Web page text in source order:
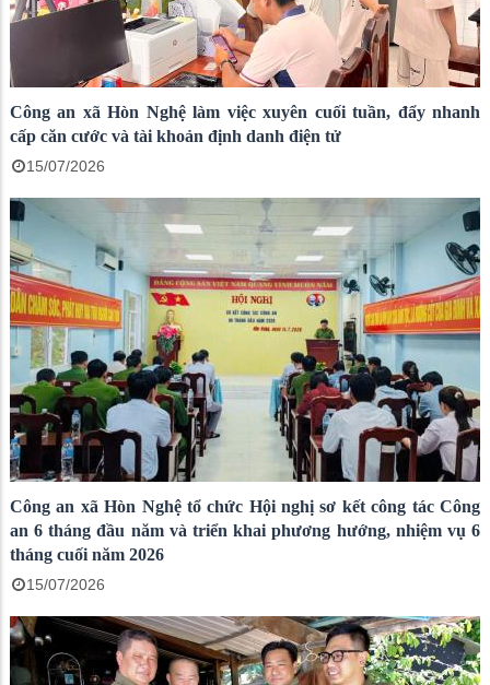
Công an xã Hòn Nghệ làm việc xuyên cuối tuần, đẩy nhanh
cấp căn cước và tài khoản định danh điện tử
15/07/2026
Công an xã Hòn Nghệ tổ chức Hội nghị sơ kết công tác Công
an 6 tháng đầu năm và triển khai phương hướng, nhiệm vụ 6
tháng cuối năm 2026
15/07/2026